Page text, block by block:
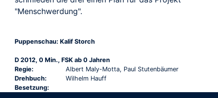
"Menschwerdung".
Puppenschau: Kalif Storch
D 2012, 0 Min., FSK ab 0 Jahren
Regie:
Albert Maly-Motta, Paul Stutenbäumer
Drehbuch:
Wilhelm Hauff
Besetzung: